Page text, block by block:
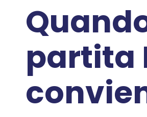
partita